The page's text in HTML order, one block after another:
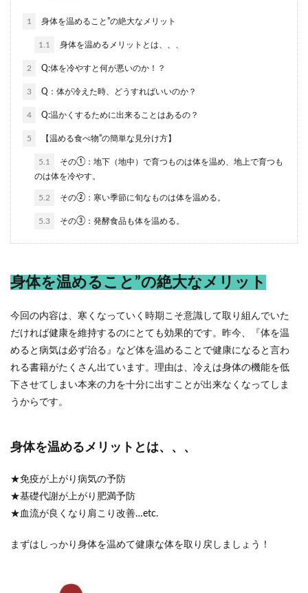
1 身体を温めること”の絶大なメリット
1.1 身体を温めるメリットとは、、、
2 Q:体を冷やすと何が悪いのか！？
3 Q：体が冷えた時、どうすればいいのか？
4 Q:温かくするために出来ることはあるの？
5 【温める食べ物”の簡単な見分け方】
5.1
その①：地下（地中）で育つものは体を温め、地上で育つも
のは体を冷やす。
5.2 その②：寒い季節に旬なものは体を温める。
5.3 その③：発酵食品も体を温める。
身体を温めること”の絶大なメリット
今回の内容は、寒くなっていく時期こそ意識して取り組んでいた
だければ健康を維持するのにとても効果的です。昨今、『体を温
めると病気は必ず治る』など体を温めることで健康になると言わ
れる書籍がたくさん出ています。理由は、冷えは身体の機能を低
下させてしまい本来の力を十分に出すことが出来なくなってしま
うからです。
身体を温めるメリットとは、、、
★免疫が上がり病気の予防
★基礎代謝が上がり肥満予防
★血流が良くなり肩こり改善…etc.
まずはしっかり身体を温めて健康な体を取り戻しましょう！